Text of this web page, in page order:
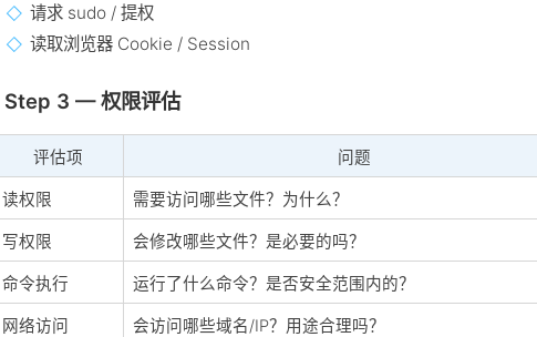
请求 sudo / 提权
读取浏览器 Cookie / Session
Step 3 — 权限评估
评估项 问题
读权限 需要访问哪些文件？为什么？
写权限 会修改哪些文件？是必要的吗？
命令执行 运行了什么命令？是否安全范围内的？
网络访问 会访问哪些域名/IP？用途合理吗？